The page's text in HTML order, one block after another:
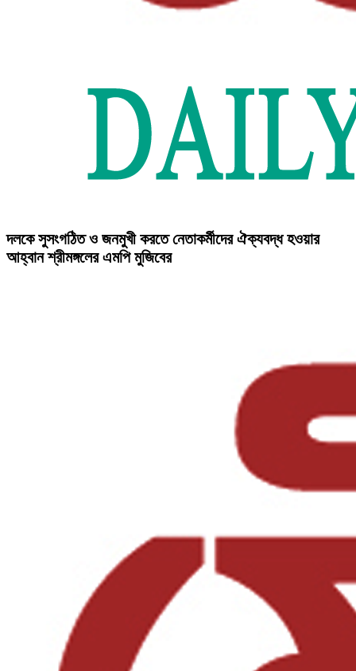
দলকে সুসংগঠিত ও জনমুখী করতে নেতাকর্মীদের ঐক্যবদ্ধ হওয়ার
আহ্বান শ্রীমঙ্গলের এমপি মুজিবের